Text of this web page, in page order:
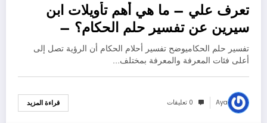
تعرف علي – ما هي أهم تأويلات ابن
سيرين عن تفسير حلم الحكام؟ –
بالتفصيل
تفسير حلم الحكاميوضح تفسير أحلام الحكام أن الرؤية تصل إلى
أعلى فئات المعرفة والمعرفة بمختلف…
Aya 0 تعليقات قراءة المزيد